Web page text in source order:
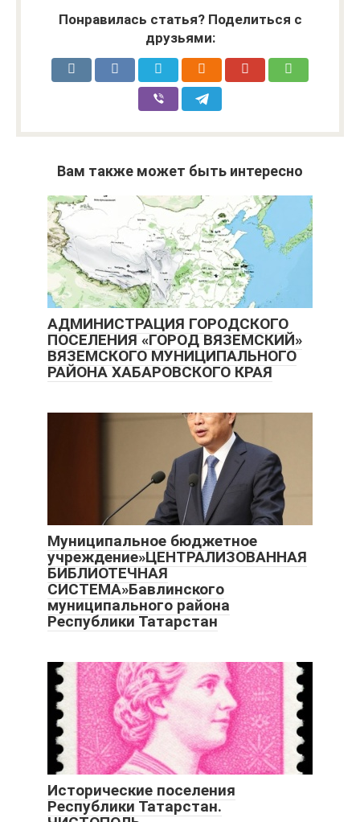
Понравилась статья? Поделиться с
друзьями:
Вам также может быть интересно
АДМИНИСТРАЦИЯ ГОРОДСКОГО
ПОСЕЛЕНИЯ «ГОРОД ВЯЗЕМСКИЙ»
ВЯЗЕМСКОГО МУНИЦИПАЛЬНОГО
РАЙОНА ХАБАРОВСКОГО КРАЯ
Муниципальное бюджетное
учреждение»ЦЕНТРАЛИЗОВАННАЯ
БИБЛИОТЕЧНАЯ
СИСТЕМА»Бавлинского
муниципального района
Республики Татарстан
Исторические поселения
Республики Татарстан.